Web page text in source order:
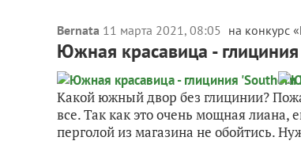
Bernata 11 марта 2021, 08:05 на конкурс «
Южная красавица -
Какой южный двор без глицинии?
все. Так как это очень мощная
перголой из магазина не обойтись.